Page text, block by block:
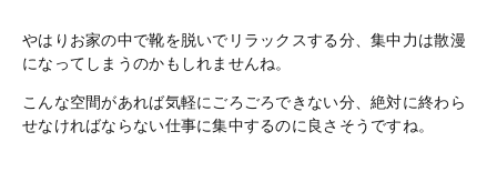
やはりお家の中で靴を脱いでリラックスする分、集中力は散漫
になってしまうのかもしれませんね。
こんな空間があれば気軽にごろごろできない分、絶対に終わら
せなければならない仕事に集中するのに良さそうですね。